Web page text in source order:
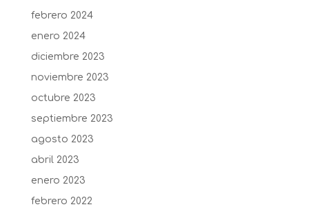
febrero 2024
enero 2024
diciembre 2023
noviembre 2023
octubre 2023
septiembre 2023
agosto 2023
abril 2023
enero 2023
febrero 2022